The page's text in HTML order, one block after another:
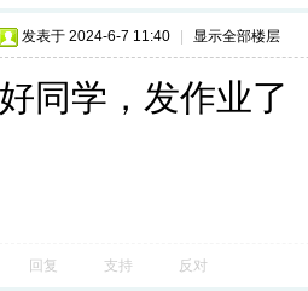
发表于 2024-6-7 11:40 显示全部楼层
好同学，发作业了
回复 支持 反对